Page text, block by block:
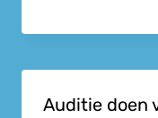
Auditie doen